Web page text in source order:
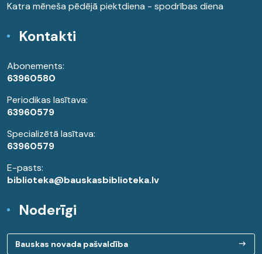
Katra mēneša pēdējā piektdiena - spodrības diena
Kontakti
Abonements:
63960580
Periodikas lasītava:
63960579
Specializētā lasītava:
63960579
E-pasts:
biblioteka@bauskasbiblioteka.lv
Noderīgi
Bauskas novada pašvaldība